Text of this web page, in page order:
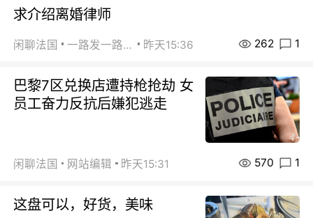
求介绍离婚律师
闲聊法国 一路发一路发 昨天15:36 262 1
巴黎7区兑换店遭持枪抢劫 女
员工奋力反抗后嫌犯逃走
闲聊法国 网站编辑 昨天15:31 570 1
这盘可以，好货，美味